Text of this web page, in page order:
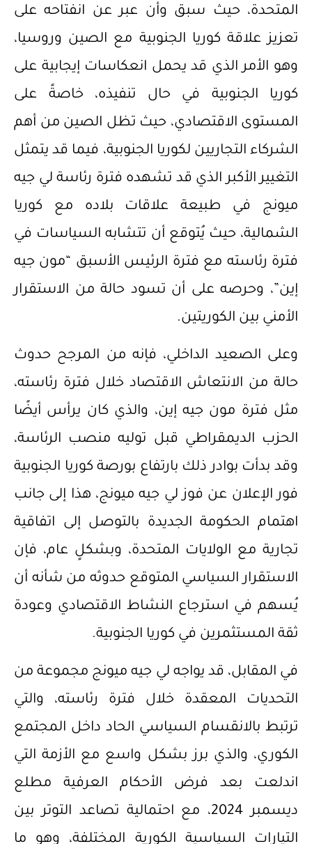
المتحدة، حيث سبق وأن عبر عن انفتاحه على
تعزيز علاقة كوريا الجنوبية مع الصين وروسيا،
وهو الأمر الذي قد يحمل انعكاسات إيجابية على
كوريا الجنوبية في حال تنفيذه، خاصةً على
المستوى الاقتصادي، حيث تظل الصين من أهم
الشركاء التجاريين لكوريا الجنوبية، فيما قد يتمثل
التغيير الأكبر الذي قد تشهده فترة رئاسة لي جيه
ميونج في طبيعة علاقات بلاده مع كوريا
الشمالية، حيث يُتوقع أن تتشابه السياسات في
فترة رئاسته مع فترة الرئيس الأسبق “مون جيه
إين”، وحرصه على أن تسود حالة من الاستقرار
الأمني بين الكوريتين.
وعلى الصعيد الداخلي، فإنه من المرجح حدوث
حالة من الانتعاش الاقتصاد خلال فترة رئاسته،
مثل فترة مون جيه إين، والذي كان يرأس أيضًا
الحزب الديمقراطي قبل توليه منصب الرئاسة،
وقد بدأت بوادر ذلك بارتفاع بورصة كوريا الجنوبية
فور الإعلان عن فوز لي جيه ميونج، هذا إلى جانب
اهتمام الحكومة الجديدة بالتوصل إلى اتفاقية
تجارية مع الولايات المتحدة، وبشكلٍ عام، فإن
الاستقرار السياسي المتوقع حدوثه من شأنه أن
يُسهم في استرجاع النشاط الاقتصادي وعودة
ثقة المستثمرين في كوريا الجنوبية.
في المقابل، قد يواجه لي جيه ميونج مجموعة من
التحديات المعقدة خلال فترة رئاسته، والتي
ترتبط بالانقسام السياسي الحاد داخل المجتمع
الكوري، والذي برز بشكل واسع مع الأزمة التي
اندلعت بعد فرض الأحكام العرفية مطلع
ديسمبر 2024، مع احتمالية تصاعد التوتر بين
التيارات السياسية الكورية المختلفة، وهو ما